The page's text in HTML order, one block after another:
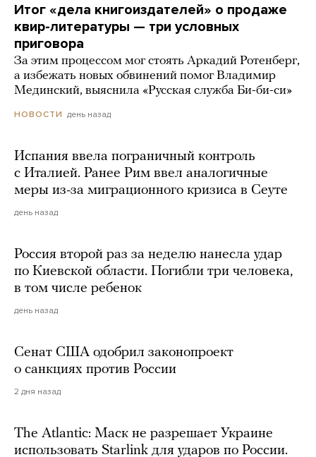
Итог «дела книгоиздателей» о продаже
квир-литературы — три условных
приговора
За этим процессом мог стоять Аркадий Ротенберг,
а избежать новых обвинений помог Владимир
Мединский, выяснила «Русская служба Би-би-си»
НОВОСТИ день назад
Испания ввела пограничный контроль
с Италией. Ранее Рим ввел аналогичные
меры из-за миграционного кризиса в Сеуте
день назад
Россия второй раз за неделю нанесла удар
по Киевской области. Погибли три человека,
в том числе ребенок
день назад
Сенат США одобрил законопроект
о санкциях против России
2 дня назад
The Atlantic: Маск не разрешает Украине
использовать Starlink для ударов по России.